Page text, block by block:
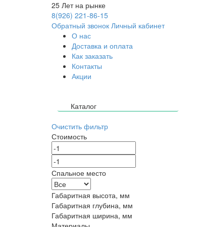
25 Лет на рынке
8(926) 221-86-15
Обратный звонок Личный кабинет
О нас
Доставка и оплата
Как заказать
Контакты
Акции
Каталог
Очистить фильтр
Стоимость
Спальное место
Габаритная высота, мм
Габаритная глубина, мм
Габаритная ширина, мм